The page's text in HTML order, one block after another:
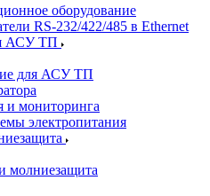
оборудование
RS-232/422/485 в Ethernet
АСУ ТП
для АСУ ТП
и мониторинга
электропитания
молниезащита